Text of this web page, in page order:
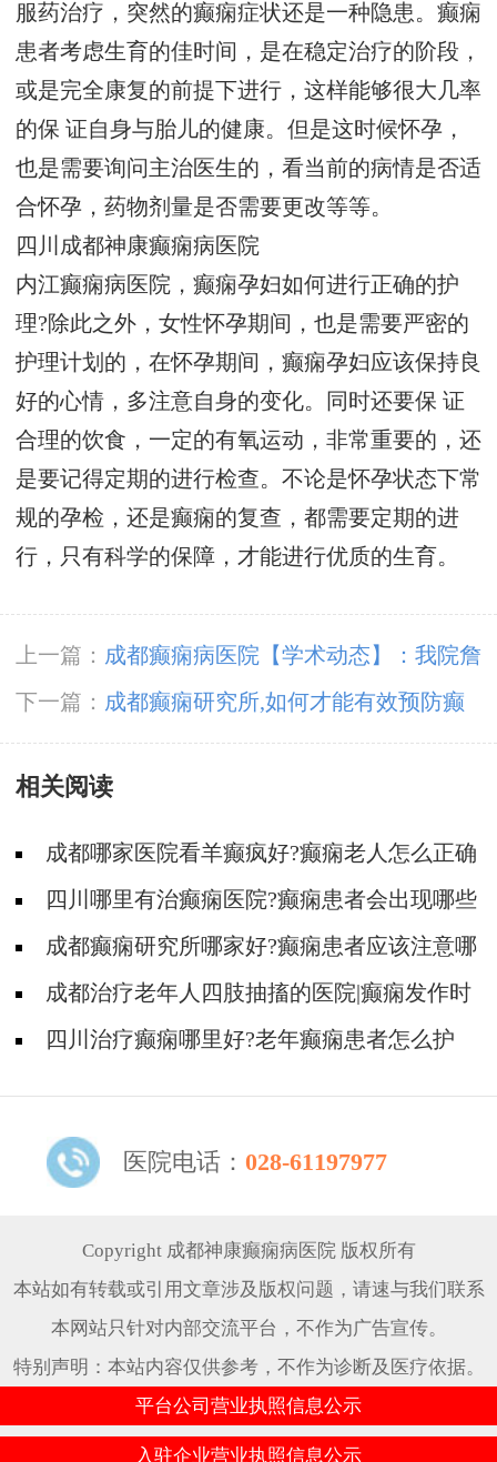
服药治疗，突然的癫痫症状还是一种隐患。癫痫
患者考虑生育的佳时间，是在稳定治疗的阶段，
或是完全康复的前提下进行，这样能够很大几率
的保 证自身与胎儿的健康。但是这时候怀孕，
也是需要询问主治医生的，看当前的病情是否适
合怀孕，药物剂量是否需要更改等等。
四川成都神康癫痫病医院
内江癫痫病医院，癫痫孕妇如何进行正确的护
理?除此之外，女性怀孕期间，也是需要严密的
护理计划的，在怀孕期间，癫痫孕妇应该保持良
好的心情，多注意自身的变化。同时还要保 证
合理的饮食，一定的有氧运动，非常重要的，还
是要记得定期的进行检查。不论是怀孕状态下常
规的孕检，还是癫痫的复查，都需要定期的进
行，只有科学的保障，才能进行优质的生育。
上一篇： 成都癫痫病医院【学术动态】：我院詹
伟华院长和豆晓峰主任癫痫病研究报告荣登国际
医学杂志
下一篇： 成都癫痫研究所,如何才能有效预防癫
痫发作?
相关阅读
成都哪家医院看羊癫疯好?癫痫老人怎么正确
护理?四川哪里有治癫痫医院?癫痫患者会出现哪些
常见的心理疾病?
成都癫痫研究所哪家好?癫痫患者应该注意哪
方面的护理?
成都治疗老年人四肢抽搐的医院|癫痫发作时
应该怎么处理?
四川治疗癫痫哪里好?老年癫痫患者怎么护
医院电话： 028-61197977
Copyright 成都神康癫痫病医院 版权所有
本站如有转载或引用文章涉及版权问题，请速与我们联系
本网站只针对内部交流平台，不作为广告宣传。
特别声明：本站内容仅供参考，不作为诊断及医疗依据。
平台公司营业执照信息公示
入驻企业营业执照信息公示